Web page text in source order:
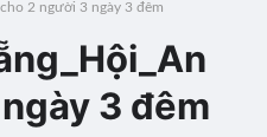
2 người 3 ngày 3 đêm
3 đêm